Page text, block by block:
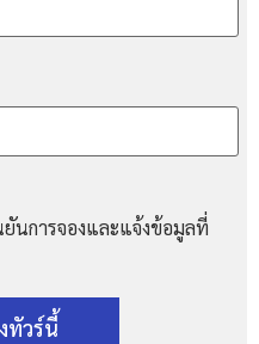
นการจองและแจ้งข้อมูลที่
ทัวร์นี้